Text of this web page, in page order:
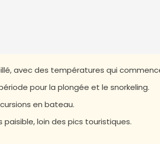
avec des températures qui
pour la plongée et le snorkeling.
en bateau.
paisible, loin des pics touristiques.